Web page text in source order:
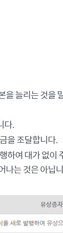
을 늘리는 것을
다.
을 조달합니다.
하여 대가 없이
나는 것은 아닙